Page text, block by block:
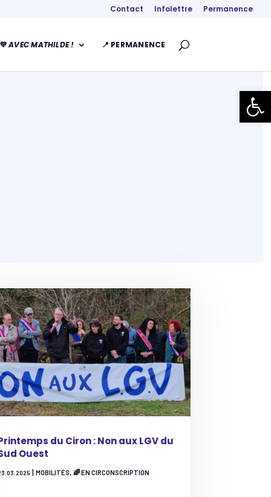
Ouvrir
Contact Infolettre Permanence
💜AVEC MATHILDE ! 📍 PERMANENCE
du Ciron : Non aux LGV du
Ouest
| MOBILITÉS, 🌈 EN CIRCONSCRIPTION